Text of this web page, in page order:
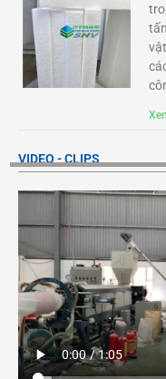
VIDEO - CLIPS